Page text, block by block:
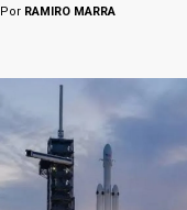
Por RAMIRO MARRA